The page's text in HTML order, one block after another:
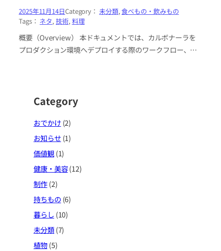
2025年11月14日Category： 未分類, 食べもの・飲みもの
Tags： ネタ, 技術, 料理
概要（Overview） 本ドキュメントでは、カルボナーラを
プロダクション環境へデプロイする際のワークフロー、依
Category
おでかけ(2)
お知らせ(1)
価値観(1)
健康・美容(12)
制作(2)
持ちもの (6)
暮らし (10)
未分類(7)
植物(5)